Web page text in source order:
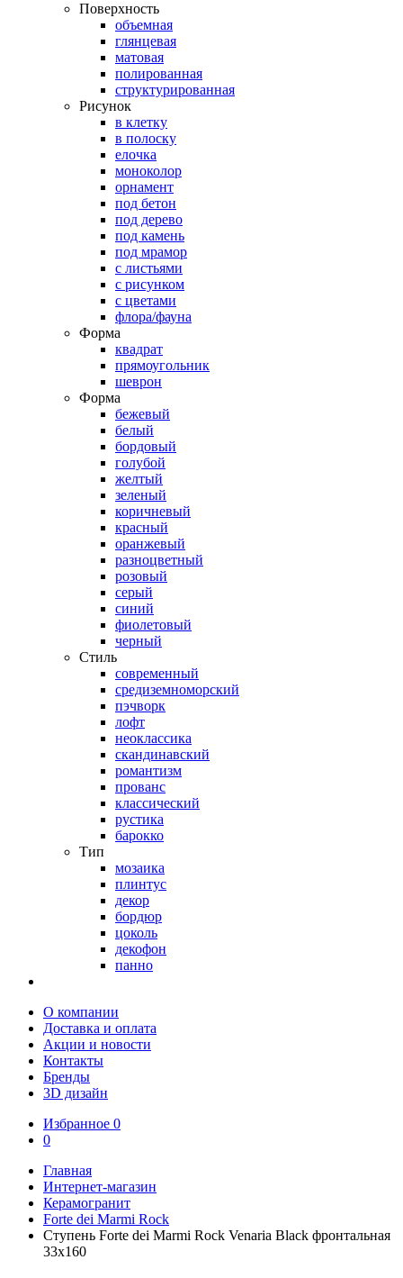
Поверхность
объемная
глянцевая
матовая
полированная
структурированная
Рисунок
в клетку
в полоску
елочка
моноколор
орнамент
под бетон
под дерево
под камень
под мрамор
с листьями
с рисунком
с цветами
флора/фауна
Форма
квадрат
прямоугольник
шеврон
Форма
бежевый
белый
бордовый
голубой
желтый
зеленый
коричневый
красный
оранжевый
разноцветный
розовый
серый
синий
фиолетовый
черный
Стиль
современный
средиземноморский
пэчворк
лофт
неоклассика
скандинавский
романтизм
прованс
классический
рустика
барокко
Тип
мозаика
плинтус
декор
бордюр
цоколь
декофон
панно
О компании
Доставка и оплата
Акции и новости
Контакты
Бренды
3D дизайн
Избранное 0
0
Главная
Интернет-магазин
Керамогранит
Forte dei Marmi Rock
Ступень Forte dei Marmi Rock Venaria Black фронтальная
33x160